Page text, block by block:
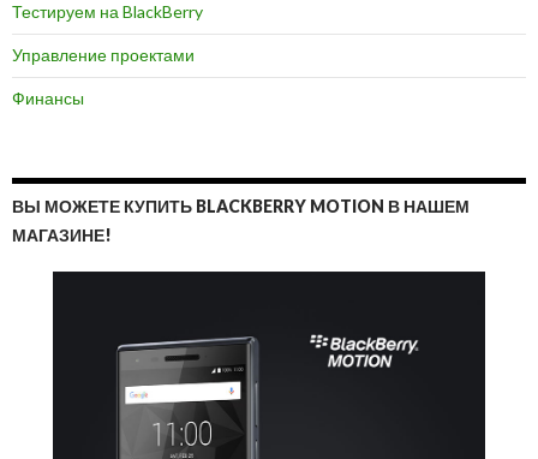
Тестируем на BlackBerry
Управление проектами
Финансы
ВЫ МОЖЕТЕ КУПИТЬ BLACKBERRY MOTION В НАШЕМ
МАГАЗИНЕ!